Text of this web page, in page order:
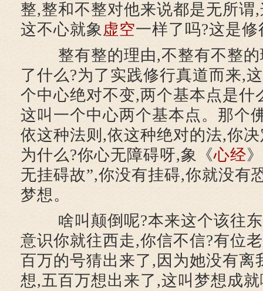
整,整和不整对他来说都是无所谓
这不心就象虚空一样了吗?这是修
整有整的理由,不整有不整的
了什么?为了实践修行真道而来,
个中心绝对不变,两个基本点是什
这叫一个中心两个基本点。那个
依这种法则,依这种绝对的法,你
为什么?你心无障碍呀,象《心经
无挂碍故”,你没有挂碍,你就没有
梦想。
啥叫颠倒呢?本来这个该往东
意识你就往西走,你信不信?有位
百万的号猜出来了,因为她没有离
想,五百万想出来了,这叫梦想成